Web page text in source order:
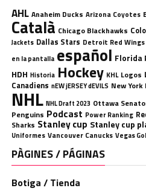
AHL Anaheim Ducks Arizona Coyotes
Català Chicago Blackhawks
Jackets Dallas Stars Detroit Red Wings
en la pantalla español Florida
HDH Historia Hockey KHL Logos
Canadiens nEW jERSEY dEVILS New
NHL NHL Draft 2023 Ottawa
Penguins Podcast Power Ranking
Sharks Stanley cup Stanley cup
Uniformes Vancouver Canucks Vegas
PÀGINES / PÁGINAS
Botiga / Tienda